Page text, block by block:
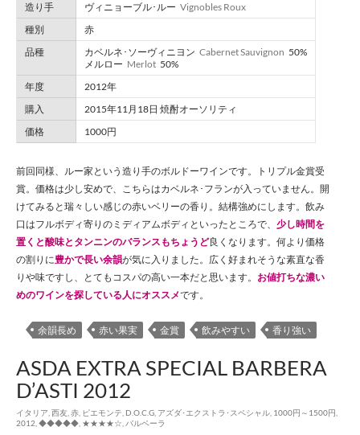
造り手
ヴィニョーブル･ルー Vignobles Roux
種別
赤
品種
カベルネ･ソーヴィニヨン Cabernet Sauvignon 50%
メルロー Merlot 50%
年度
2012年
購入
2015年11月18日 焼酎オーソリティ
価格
1000円
前回同様、ルー家という造り手のボルドーワインです。トリプル金賞受
賞。価格は少し安めで、こちらはカベルネ･フランが入っていません。開
けてみると瑞々しい感じの赤いベリーの香り。結構強めにします。飲み
口はフルボディ寄りのミディアムボディといったところで、 少し時間を
置くと酸味とタンニンのバランスもちょうど良くなります。何より価格
の割りに豊かで長い余韻が気に入りました。広く好まれそうな素直な香
りや味ですし、とてもコスパの高い一本だと思います。 お値打ちな濃い
めのワインを探している人にオススメです。
余韻長め 赤い果実 金賞 飲みやすい 香り強い
ASDA EXTRA SPECIAL BARBERA
D’ASTI 2012
イタリア 西友 赤 ピエモンテ D.O.C.G アズダ･エクストラ･スペシャル 1000円～1500円
2012 ◆◆◆◆◆ ★★★★☆ バルベーラ